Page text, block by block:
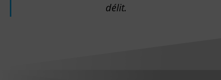
délit.